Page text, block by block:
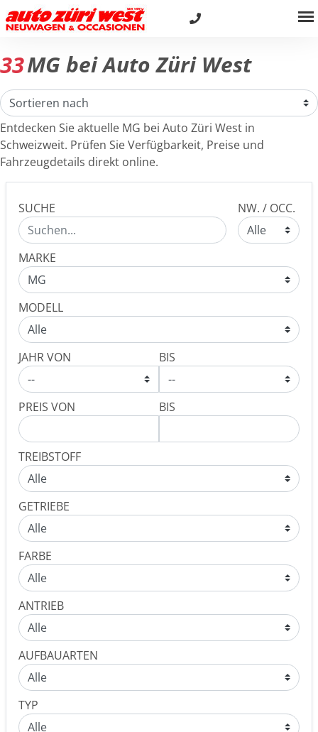
33MG bei Auto Züri West
Entdecken Sie aktuelle MG bei Auto Züri West in
Schweizweit. Prüfen Sie Verfügbarkeit, Preise und
Fahrzeugdetails direkt online.
SUCHE NW. / OCC.
MARKE
MODELL
JAHR VON BIS
PREIS VON BIS
TREIBSTOFF
GETRIEBE
FARBE
ANTRIEB
AUFBAUARTEN
TYP